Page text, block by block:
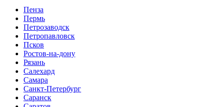
Пенза
Пермь
Петрозаводск
Петропавловск
Псков
Ростов-на-дону
Рязань
Салехард
Самара
Санкт-Петербург
Саранск